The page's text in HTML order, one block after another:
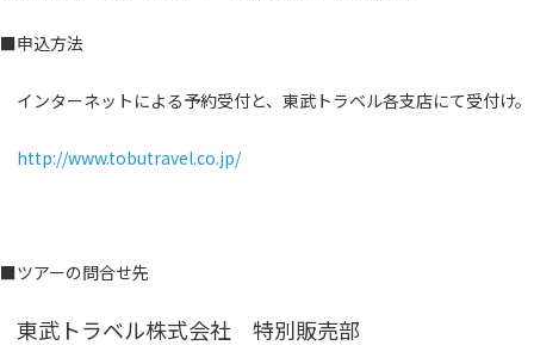
■申込方法
インターネットによる予約受付と、東武トラベル各支店にて受付け。
http://www.tobutravel.co.jp/
■ツアーの問合せ先
東武トラベル株式会社 特別販売部